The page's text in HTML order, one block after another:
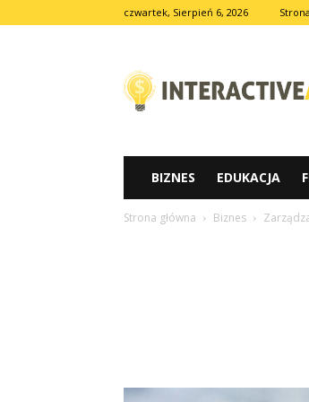
czwartek, Sierpień 6, 2026
BIZNES EDUKACJA
Strona główna Biznes